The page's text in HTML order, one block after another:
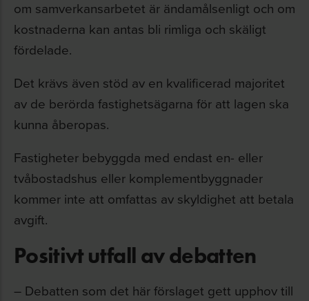
om samverkansarbetet är ändamålsenligt och om
kostnaderna kan antas bli rimliga och skäligt
fördelade.
Det krävs även stöd av en kvalificerad majoritet
av de berörda fastighetsägarna för att lagen ska
kunna åberopas.
Fastigheter bebyggda med endast en- eller
tvåbostadshus eller komplementbyggnader
kommer inte att omfattas av skyldighet att betala
avgift.
Positivt utfall av debatten
– Debatten som det här förslaget gett upphov till